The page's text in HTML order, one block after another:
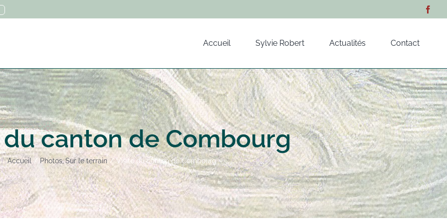
Accueil Sylvie Robert Actualités Contact
canton de Combourg
Accueil Photos Sur le terrain Visite du canton de Combourg